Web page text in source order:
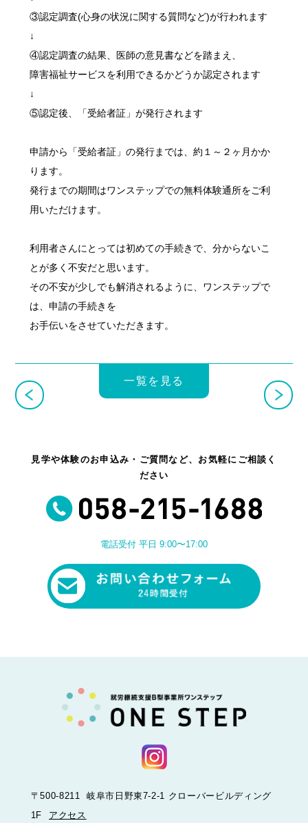
③認定調査(心身の状況に関する質問など)が行われます
↓
④認定調査の結果、医師の意見書などを踏まえ、
障害福祉サービスを利用できるかどうか認定されます
↓
⑤認定後、「受給者証」が発行されます
申請から「受給者証」の発行までは、約１～２ヶ月かか
ります。
発行までの期間はワンステップでの無料体験通所をご利
用いただけます。
利用者さんにとっては初めての手続きで、分からないこ
とが多く不安だと思います。
その不安が少しでも解消されるように、ワンステップで
は、申請の手続きを
お手伝いをさせていただきます。
一覧を見る
見学や体験のお申込み・ご質問など、お気軽にご相談く
ださい
電話受付 平日 9:00〜17:00
〒500-8211 岐阜市日野東7-2-1 クローバービルディング
1F
アクセス